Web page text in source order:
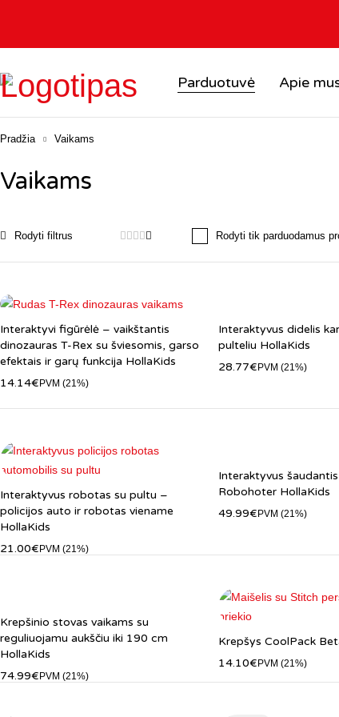
Parduotuvė Apie
Pradžia Vaikams
Vaikams
Rodyti tik parduodamus
Interaktyvi figūrėlė – vaikštantis
dinozauras T-Rex su šviesomis, garso
efektais ir garų funkcija HollaKids
14.14€ PVM (21%)
Interaktyvus didelis
pulteliu HollaKids
28.77€ PVM (21%)
Interaktyvus robotas su pultu –
policijos auto ir robotas viename
HollaKids
21.00€ PVM (21%)
Interaktyvus
Robohoter HollaKids
49.99€ PVM (21%)
Krepšinio stovas vaikams su
reguliuojamu aukščiu iki 190 cm
HollaKids
74.99€ PVM (21%)
Krepšys CoolPack
14.10€ PVM (21%)